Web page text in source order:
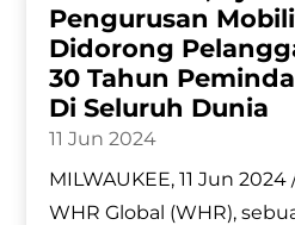
Pengurusan
Didorong
30 Tahun
Di Seluruh Dunia
11 Jun 2024
MILWAUKEE, 11 Jun
WHR Global (WHR),